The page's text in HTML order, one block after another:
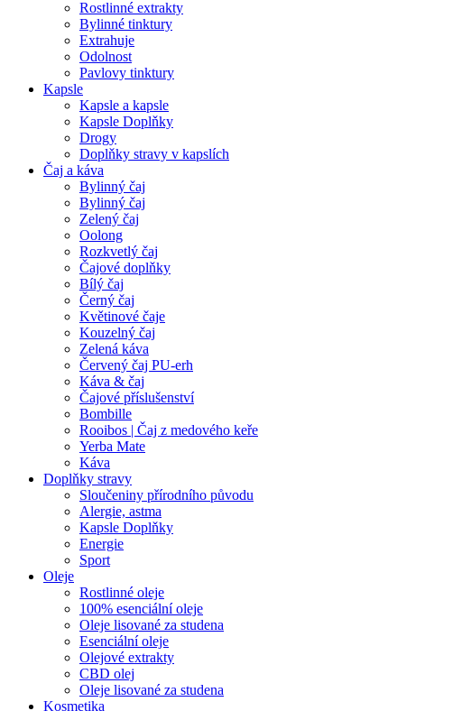
Rostlinné extrakty
Bylinné tinktury
Extrahuje
Odolnost
Pavlovy tinktury
Kapsle
Kapsle a kapsle
Kapsle Doplňky
Drogy
Doplňky stravy v kapslích
Čaj a káva
Bylinný čaj
Bylinný čaj
Zelený čaj
Oolong
Rozkvetlý čaj
Čajové doplňky
Bílý čaj
Černý čaj
Květinové čaje
Kouzelný čaj
Zelená káva
Červený čaj PU-erh
Káva & čaj
Čajové příslušenství
Bombille
Rooibos | Čaj z medového keře
Yerba Mate
Káva
Doplňky stravy
Sloučeniny přírodního původu
Alergie, astma
Kapsle Doplňky
Energie
Sport
Oleje
Rostlinné oleje
100% esenciální oleje
Oleje lisované za studena
Esenciální oleje
Olejové extrakty
CBD olej
Oleje lisované za studena
Kosmetika